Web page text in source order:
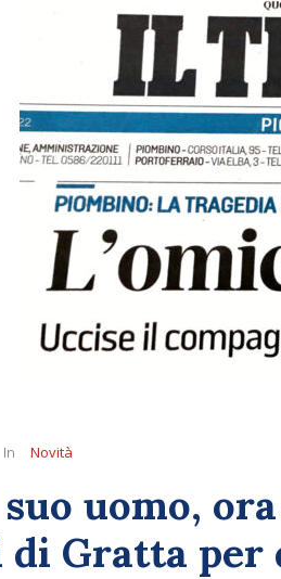
In Novità
uomo,
Gratta per